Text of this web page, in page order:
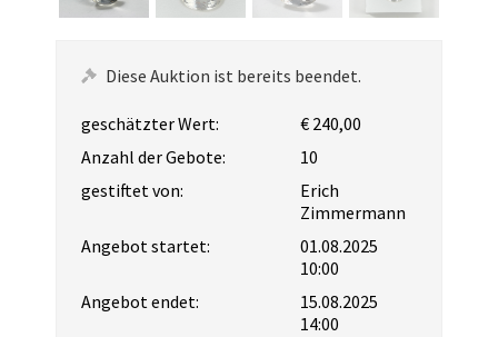
Diese Auktion ist bereits beendet.
geschätzter Wert:
€ 240,00
Anzahl der Gebote:
10
gestiftet von:
Erich
Zimmermann
Angebot startet:
01.08.2025
10:00
Angebot endet:
15.08.2025
14:00